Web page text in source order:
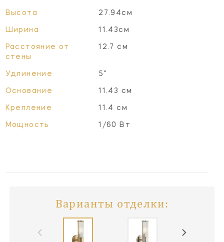
Высота 27.94см
Ширина 11.43см
Расстояние от
стены
12.7 см
Удлинение 5"
Основание 11.43 см
Крепление 11.4 см
Мощность 1/60 Вт
Варианты отделки: